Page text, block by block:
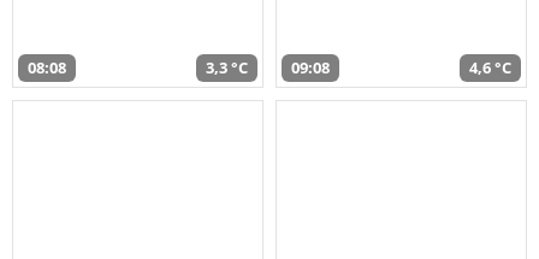
08:08 3,3 °C 09:08 4,6 °C